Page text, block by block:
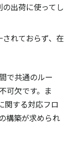
の出荷に使ってし
されておらず、在
で共通のルー
可欠です。ま
関する対応フロ
構築が求められ